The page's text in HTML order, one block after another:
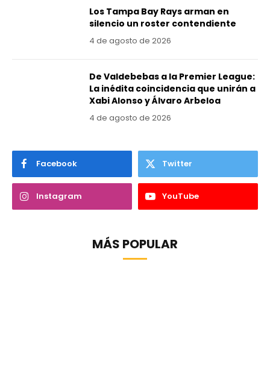
Los Tampa Bay Rays arman en
silencio un roster contendiente
4 de agosto de 2026
De Valdebebas a la Premier League:
La inédita coincidencia que unirán a
Xabi Alonso y Álvaro Arbeloa
4 de agosto de 2026
Facebook Twitter
Instagram YouTube
MÁS POPULAR